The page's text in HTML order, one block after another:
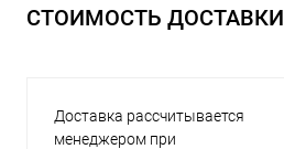
СТОИМОСТЬ ДОСТАВКИ
Доставка рассчитывается
менеджером при